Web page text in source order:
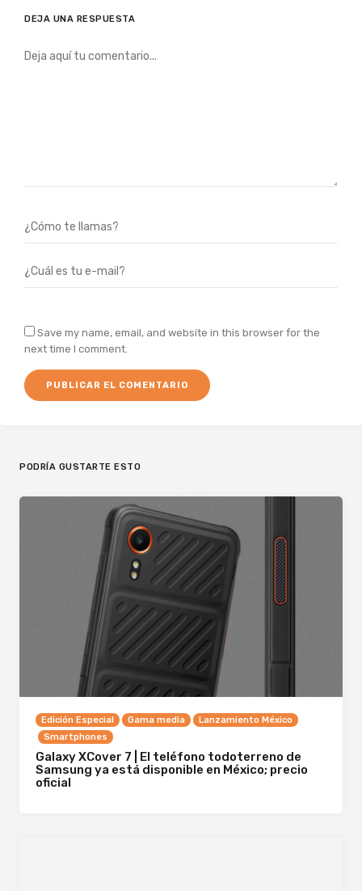
DEJA UNA RESPUESTA
Save my name, email, and website in this browser for the
next time I comment.
PODRÍA GUSTARTE ESTO
Edición Especial Gama media
Lanzamiento México
Smartphones
Galaxy XCover 7 | El teléfono todoterreno de
Samsung ya está disponible en México; precio
oficial